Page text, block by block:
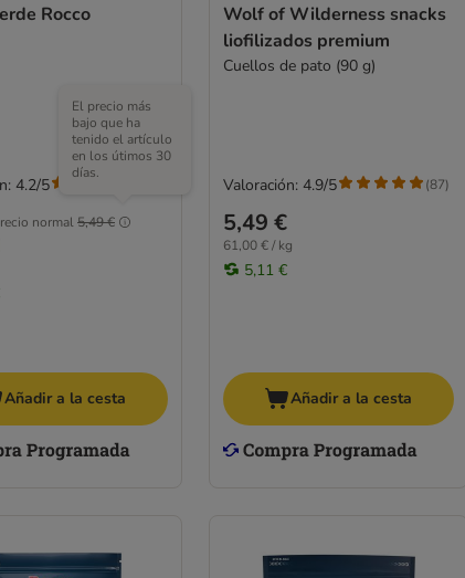
Rocco
normal5,49 €
El precio más
bajo que ha
tenido el artículo
en los útimos 30
días.
4.2/5
Añadir a la cesta
Wolf of Wilderness snacks
liofilizados premium
Cuellos de pato (90 g)
5,49 €
61,00 € / kg
5,11 €
Valoración: 4.9/5 (87)
Añadir a la cesta